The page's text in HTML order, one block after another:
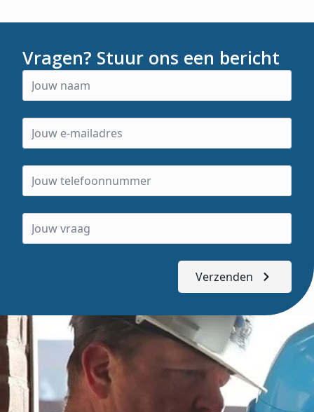
Vragen? Stuur ons een bericht
Verzenden